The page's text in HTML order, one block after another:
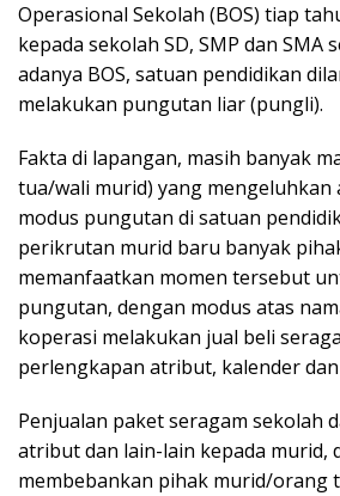
Operasional Sekolah (BOS) tiap
kepada sekolah SD, SMP dan SMA
adanya BOS, satuan pendidikan
melakukan pungutan liar (pungli).
Fakta di lapangan, masih banyak
tua/wali murid) yang mengeluhkan
modus pungutan di satuan
perikrutan murid baru banyak
memanfaatkan momen tersebut
pungutan, dengan modus atas
koperasi melakukan jual beli
perlengkapan atribut, kalender
Penjualan paket seragam sekolah
atribut dan lain-lain kepada murid,
membebankan pihak murid/orang